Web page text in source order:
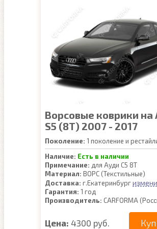
Ворсовые коврики на
S5 (8T) 2007 - 2017
Поколение: 1 поколение и
Наличие: Есть в наличии
Примечание: для Ауди С5 8Т
Материал: ВОРС (Текстильные)
Доставка: г.Екатеринбург
Гарантия: 1 год
Производитель: CARFORMA
Цена: 4300 руб.